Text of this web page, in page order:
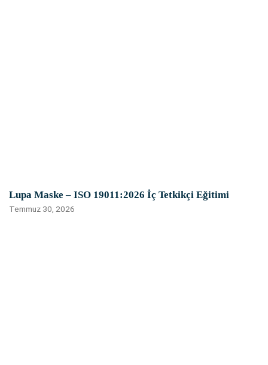
Lupa Maske – ISO 19011:2026 İç Tetkikçi Eğitimi
Temmuz 30, 2026